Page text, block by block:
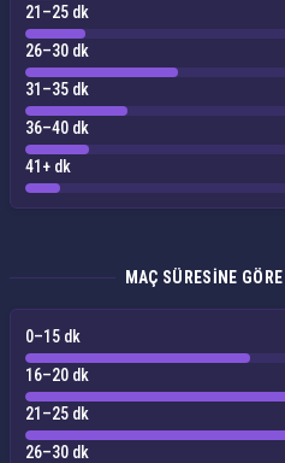
21–25 dk
26–30 dk
31–35 dk
36–40 dk
41+ dk
MAÇ SÜRESINE
0–15 dk
16–20 dk
21–25 dk
26–30 dk